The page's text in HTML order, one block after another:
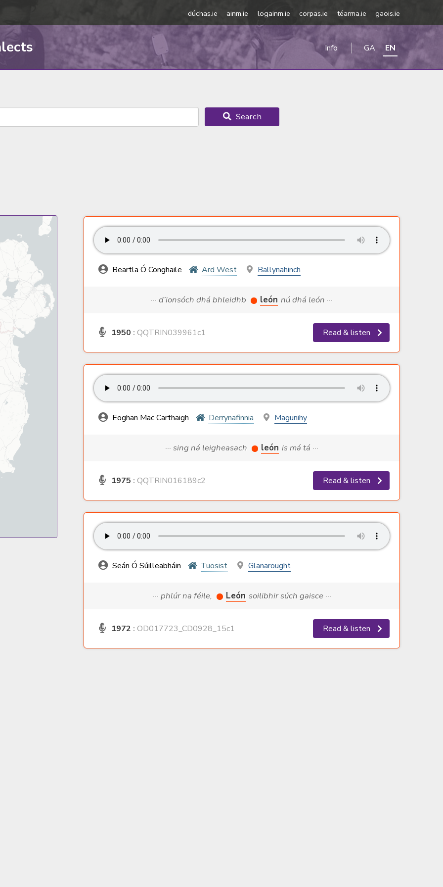
dúchas.ie ainm.ie logainm.ie corpas.ie téarma.ie gaois.ie
Info GA EN
Search
Beartla Ó Conghaile Ard West Ballynahinch
··· d’ionsóch dhá bhleidhb león nú dhá león ···
1950 : QQTRIN039961c1 Read & listen
Eoghan Mac Carthaigh Derrynafinnia Magunihy
··· sing ná leigheasach león is má tá ···
1975 : QQTRIN016189c2 Read & listen
Seán Ó Súilleabháin Tuosist Glanarought
··· phlúr na féile, León soilibhir súch gaisce ···
1972 : OD017723_CD0928_15c1 Read & listen